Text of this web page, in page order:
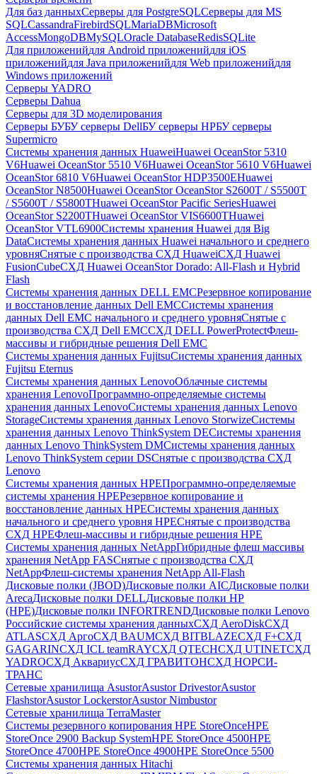
Для баз данныхСерверы для PostgreSQLСерверы для MS
SQLCassandraFirebirdSQLMariaDBMicrosoft
AccessMongoDBMySQLOracle DatabaseRedisSQLite
Для приложенийдля Android приложенийдля iOS
приложенийдля Java приложенийдля Web приложенийдля
Windows приложений
Серверы YADRO
Серверы Dahua
Серверы для 3D моделирования
Серверы БУБУ серверы DellБУ серверы HPБУ серверы
Supermicro
Системы хранения данных HuaweiHuawei OceanStor 5310
V6Huawei OceanStor 5510 V6Huawei OceanStor 5610 V6Huawei
OceanStor 6810 V6Huawei OceanStor HDP3500EHuawei
OceanStor N8500Huawei OceanStor OceanStor S2600T / S5500T
/ S5600T / S5800THuawei OceanStor Pacific SeriesHuawei
OceanStor S2200THuawei OceanStor VIS6600THuawei
OceanStor VTL6900Системы хранения Huawei для Big
DataСистемы хранения данных Huawei начального и среднего
уровняСнятые с производства СХД HuaweiСХД Huawei
FusionCubeСХД Huawei OceanStor Dorado: All-Flash и Hybrid
Flash
Системы хранения данных DELL EMCРезервное копирование
и восстановление данных Dell EMCСистемы хранения
данных Dell EMC начального и среднего уровняСнятые с
производства СХД Dell EMCСХД DELL PowerProtectФлеш-
массивы и гибридные решения Dell EMC
Системы хранения данных FujitsuСистемы хранения данных
Fujitsu Eternus
Системы хранения данных LenovoОблачные системы
хранения LenovoПрограммно-определяемые системы
хранения данных LenovoСистемы хранения данных Lenovo
StorageСистемы хранения данных Lenovo StorwizeСистемы
хранения данных Lenovo ThinkSystem DEСистемы хранения
данных Lenovo ThinkSystem DMСистемы хранения данных
Lenovo ThinkSystem серии DSСнятые с производства СХД
Lenovo
Системы хранения данных HPEПрограммно-определяемые
системы хранения HPEРезервное копирование и
восстановление данных HPEСистемы хранения данных
начального и среднего уровня HPEСнятые с производства
СХД HPEФлеш-массивы и гибридные решения HPE
Cистемы хранения данных NetAppГибридные флеш массивы
хранения NetApp FASСнятые с производства СХД
NetAppФлеш-системы хранения NetApp All-Flash
Дисковые полки (JBOD)Дисковые полки AICДисковые полки
ArecaДисковые полки DELLДисковые полки HP
(HPE)Дисковые полки INFORTRENDДисковые полки Lenovo
Российские системы хранения данныхСХД AeroDiskСХД
ATLASСХД AргоСХД BAUMСХД BITBLAZEСХД F+СХД
GAGARINСХД ICL teamRAYСХД QTECHСХД UTINETСХД
YADROСХД АквариусСХД ГРАВИТОНСХД НОРСИ-
ТРАНС
Сетевые хранилища AsustorAsustor DrivestorAsustor
FlashstorAsustor LockerstorAsustor Nimbustor
Сетевые хранилища TerraMaster
Системы резервного копирования HPE StoreOnceHPE
StoreOnce 2900 Backup SystemHPE StoreOnce 4500HPE
StoreOnce 4700HPE StoreOnce 4900HPE StoreOnce 5500
Системы хранения данных Hitachi